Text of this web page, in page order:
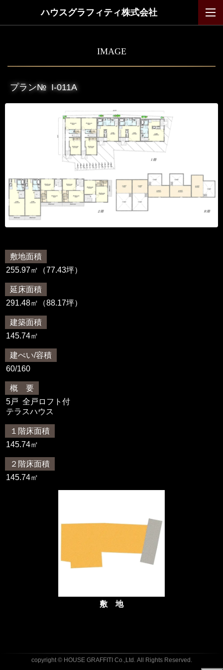
ハウスグラフィティ株式会社
IMAGE
プラン№ I-011A
敷地面積
255.97㎡（77.43坪）
延床面積
291.48㎡（88.17坪）
建築面積
145.74㎡
建ぺい/容積
60/160
概 要
5戸 全戸ロフト付
テラスハウス
１階床面積
145.74㎡
２階床面積
145.74㎡
敷 地
copyright © HOUSE GRAFFITI Co.,Ltd. All Rights Reserved.